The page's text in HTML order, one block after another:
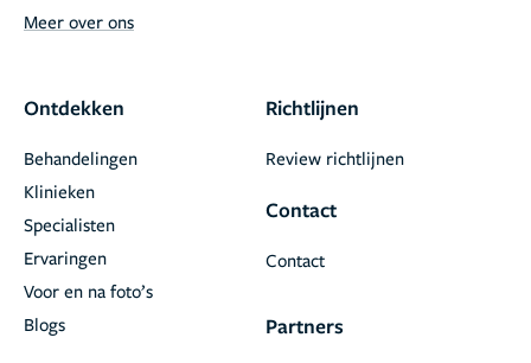
Meer over ons
Ontdekken
Behandelingen
Klinieken
Specialisten
Ervaringen
Voor en na foto’s
Blogs
Richtlijnen
Review richtlijnen
Contact
Contact
Partners